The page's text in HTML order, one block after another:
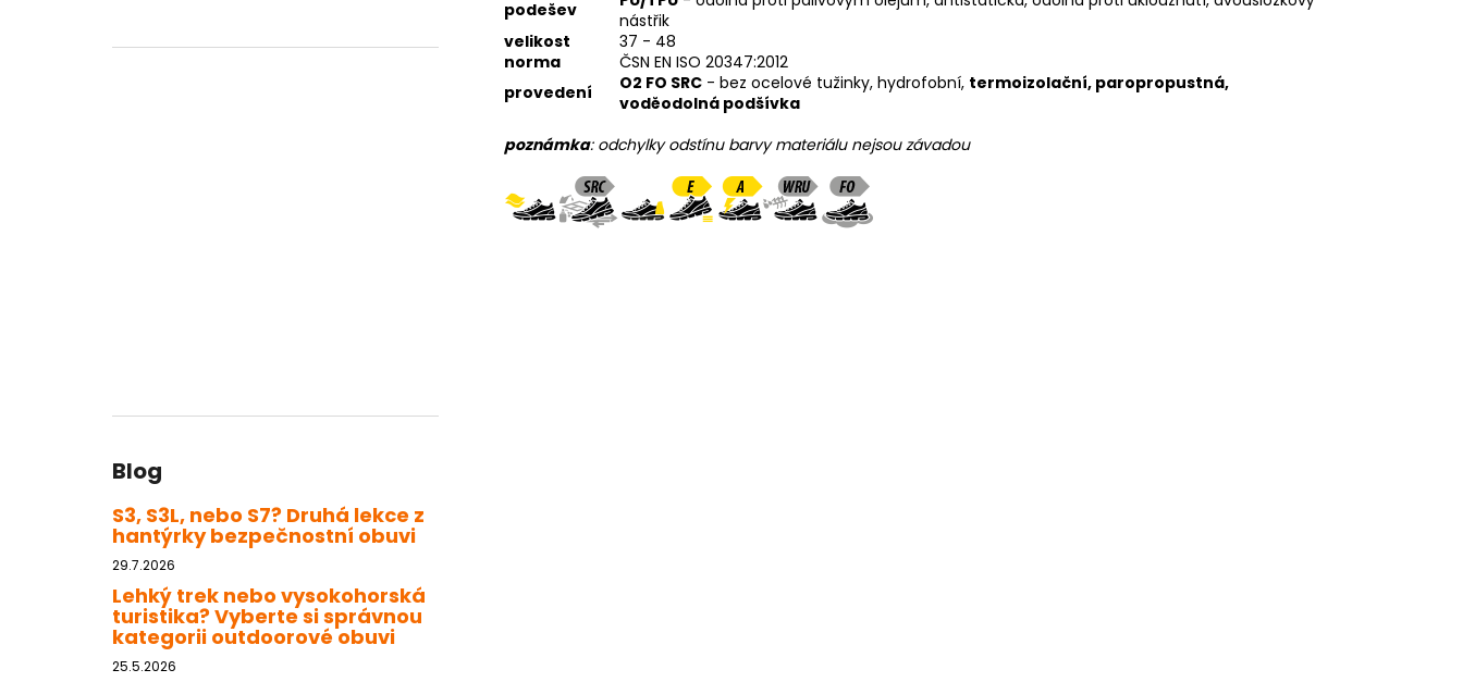
Blog
S3, S3L, nebo S7? Druhá lekce z
hantýrky bezpečnostní obuvi
29.7.2026
Lehký trek nebo vysokohorská
turistika? Vyberte si správnou
kategorii outdoorové obuvi
25.5.2026
podešev
nástřik
velikost
37 - 48
norma
ČSN EN ISO 20347:2012
provedení
O2 FO SRC - bez ocelové tužinky, hydrofobní, termoizolační, paropropustná,
voděodolná podšívka
poznámka: odchylky odstínu barvy materiálu nejsou závadou